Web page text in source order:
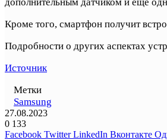
Кроме того, смартфон получит
Подробности о других аспектах
Источник
Метки
Samsung
27.08.2023
0 133
Facebook Twitter LinkedIn Вконтакте